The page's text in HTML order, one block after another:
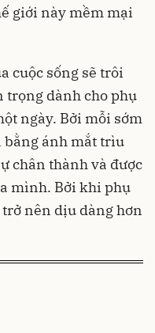
giới này mềm mại
cuộc sống sẽ trôi
trọng dành cho phụ
ngày. Bởi mỗi sớm
bằng ánh mắt trìu
chân thành và được
mình. Bởi khi phụ
nên dịu dàng hơn